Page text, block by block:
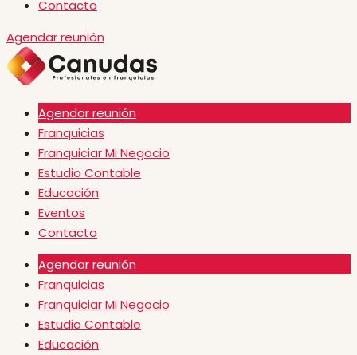
Contacto
Agendar reunión
Agendar reunión
Franquicias
Franquiciar Mi Negocio
Estudio Contable
Educación
Eventos
Contacto
Agendar reunión
Franquicias
Franquiciar Mi Negocio
Estudio Contable
Educación